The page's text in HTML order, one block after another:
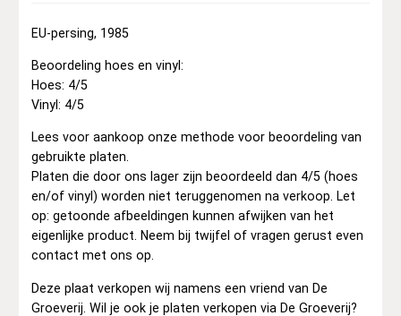
EU-persing, 1985
Beoordeling hoes en vinyl:
Hoes: 4/5
Vinyl: 4/5
Lees voor aankoop onze methode voor beoordeling van
gebruikte platen.
Platen die door ons lager zijn beoordeeld dan 4/5 (hoes
en/of vinyl) worden niet teruggenomen na verkoop. Let
op: getoonde afbeeldingen kunnen afwijken van het
eigenlijke product. Neem bij twijfel of vragen gerust even
contact met ons op.
Deze plaat verkopen wij namens een vriend van De
Groeverij. Wil je ook je platen verkopen via De Groeverij?